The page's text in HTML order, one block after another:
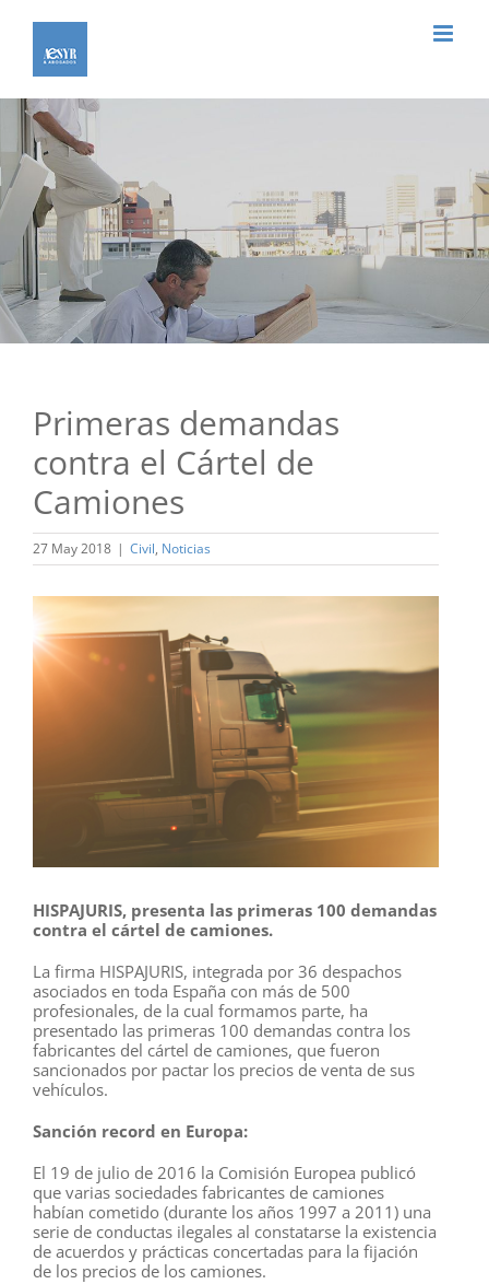
contenido
Primeras demandas
contra el Cártel de
Camiones
27 May 2018 | Civil, Noticias
Ver
más
grande
HISPAJURIS, presenta las primeras 100 demandas
contra el cártel de camiones.
La firma HISPAJURIS, integrada por 36 despachos
asociados en toda España con más de 500
profesionales, de la cual formamos parte, ha
presentado las primeras 100 demandas contra los
fabricantes del cártel de camiones, que fueron
sancionados por pactar los precios de venta de sus
vehículos.
Sanción record en Europa:
El 19 de julio de 2016 la Comisión Europea publicó
que varias sociedades fabricantes de camiones
habían cometido (durante los años 1997 a 2011) una
serie de conductas ilegales al constatarse la existencia
de acuerdos y prácticas concertadas para la fijación
de los precios de los camiones.